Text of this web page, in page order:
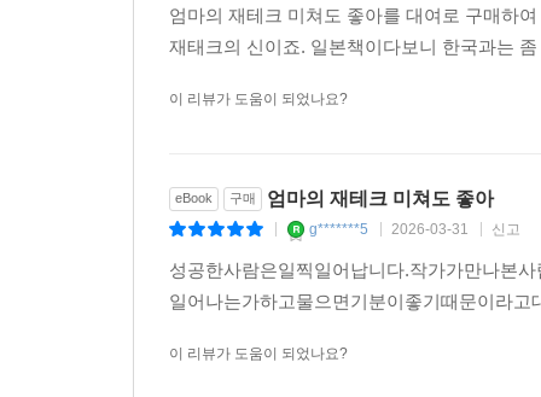
엄마의 재테크 미쳐도 좋아를 대여로 구매하
재태크의 신이죠. 일본책이다보니 한국과는
이 리뷰가 도움이 되었나요?
eBook 구매 엄마의 재테크 미쳐도 좋아
g*******5 2026-03-31 신고
성공한사람은일찍일어납니다.작가가만나본
일어나는가하고물으면기분이좋기때문이라
이 리뷰가 도움이 되었나요?